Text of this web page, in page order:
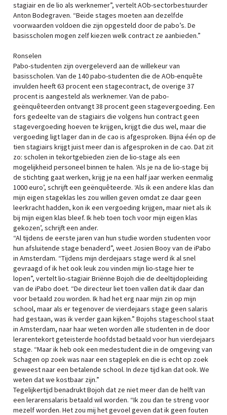
stagiair en de lio als werknemer”, vertelt AOb-sectorbestuurder
Anton Bodegraven. “Beide stages moeten aan dezelfde
voorwaarden voldoen die zijn opgesteld door de pabo’s. De
basisscholen mogen zelf kiezen welk contract ze aanbieden.”
Ronselen
Pabo-studenten zijn overgeleverd aan de willekeur van
basisscholen. Van de 140 pabo-studenten die de AOb-enquête
invulden heeft 63 procent een stagecontract, de overige 37
procent is aangesteld als werknemer. Van de pabo-
geënquêteerden ontvangt 38 procent geen stagevergoeding. Een
fors gedeelte van de stagiairs die volgens hun contract geen
stagevergoeding hoeven te krijgen, krijgt die dus wel, maar die
vergoeding ligt lager dan in de cao is afgesproken. Bijna één op de
tien stagiairs krijgt juist meer dan is afgesproken in de cao. Dat zit
zo: scholen in tekortgebieden zien de lio-stage als een
mogelijkheid personeel binnen te halen. ‘Als je na de lio-stage bij
de stichting gaat werken, krijg je na een half jaar werken eenmalig
1000 euro’, schrijft een geënquêteerde. ‘Als ik een andere klas dan
mijn eigen stageklas les zou willen geven omdat ze daar geen
leerkracht hadden, kon ik een vergoeding krijgen, maar niet als ik
bij mijn eigen klas bleef. Ik heb toen toch voor mijn eigen klas
gekozen’, schrijft een ander.
“Al tijdens de eerste jaren van hun studie worden studenten voor
hun afsluitende stage benaderd”, weet Josien Booy van de iPabo
in Amsterdam. “Tijdens mijn derdejaars stage werd ik al snel
gevraagd of ik het ook leuk zou vinden mijn lio-stage hier te
lopen”, vertelt lio-stagiair Briënne Bojoh die de deeltijdopleiding
van de iPabo doet. “De directeur liet toen vallen dat ik daar dan
voor betaald zou worden. Ik had het erg naar mijn zin op mijn
school, maar als er tegenover de vierdejaars stage geen salaris
had gestaan, was ik verder gaan kijken.” Bojohs stageschool staat
in Amsterdam, naar haar weten worden alle studenten in de door
lerarentekort geteisterde hoofdstad betaald voor hun vierdejaars
stage. “Maar ik heb ook een medestudent die in de omgeving van
Schagen op zoek was naar een stageplek en die is echt op zoek
geweest naar een betalende school. In deze tijd kan dat ook. We
weten dat we kostbaar zijn.”
Tegelijkertijd benadrukt Bojoh dat ze niet meer dan de helft van
een lerarensalaris betaald wil worden. “Ik zou dan te streng voor
mezelf worden. Het zou mij het gevoel geven dat ik geen fouten